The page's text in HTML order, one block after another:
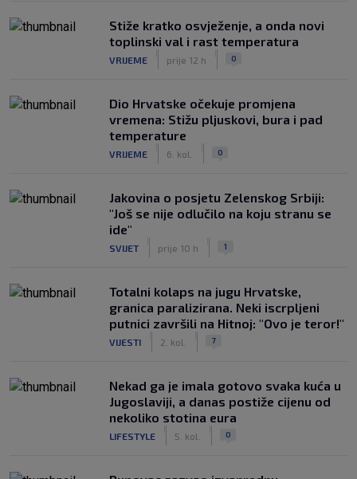
Stiže kratko osvježenje, a onda novi
toplinski val i rast temperatura
VRIJEME prije 12 h 0
Dio Hrvatske očekuje promjena
vremena: Stižu pljuskovi, bura i pad
temperature
VRIJEME 6. kol. 0
Jakovina o posjetu Zelenskog Srbiji:
"Još se nije odlučilo na koju stranu se
ide"
SVIJET prije 10 h 1
Totalni kolaps na jugu Hrvatske,
granica paralizirana. Neki iscrpljeni
putnici završili na Hitnoj: "Ovo je teror!"
VIJESTI 2. kol. 7
Nekad ga je imala gotovo svaka kuća u
Jugoslaviji, a danas postiže cijenu od
nekoliko stotina eura
LIFESTYLE 5. kol. 0